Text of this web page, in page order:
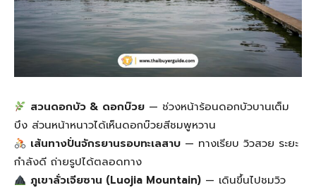
สวนดอกบัว & ดอกบ๊วย — ช่วงหน้าร้อนดอกบัวบานเต็ม
บึง ส่วนหน้าหนาวได้เห็นดอกบ๊วยสีชมพูหวาน
เส้นทางปั่นจักรยานรอบทะเลสาบ — ทางเรียบ วิวสวย ระยะ
กำลังดี ถ่ายรูปได้ตลอดทาง
ภูเขาลั่วเจียซาน (Luojia Mountain) — เดินขึ้นไปชมวิว